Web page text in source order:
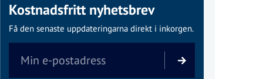
Kostnadsfritt nyhetsbrev
Få den senaste uppdateringarna direkt i inkorgen.